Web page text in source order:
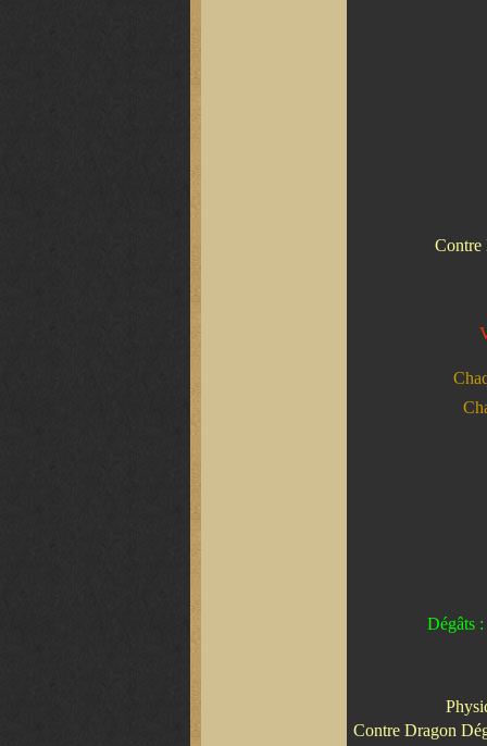
Contre
Dégâts
Contre Dragon